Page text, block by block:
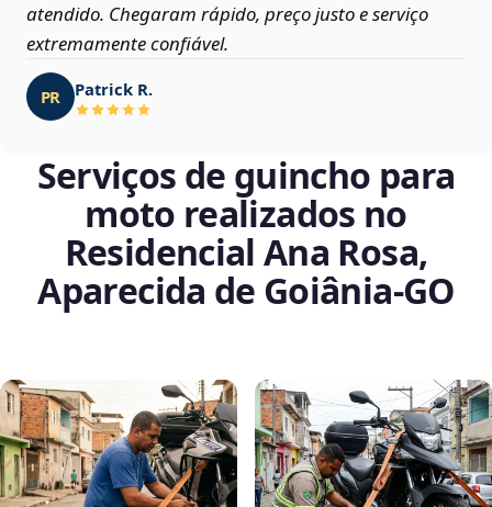
atendido. Chegaram rápido, preço justo e serviço
extremamente confiável.
PR Patrick R.
Serviços de guincho para
moto realizados no
Residencial Ana Rosa,
Aparecida de Goiânia‑GO